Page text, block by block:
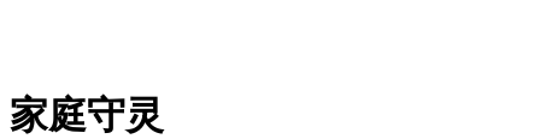
家庭守灵